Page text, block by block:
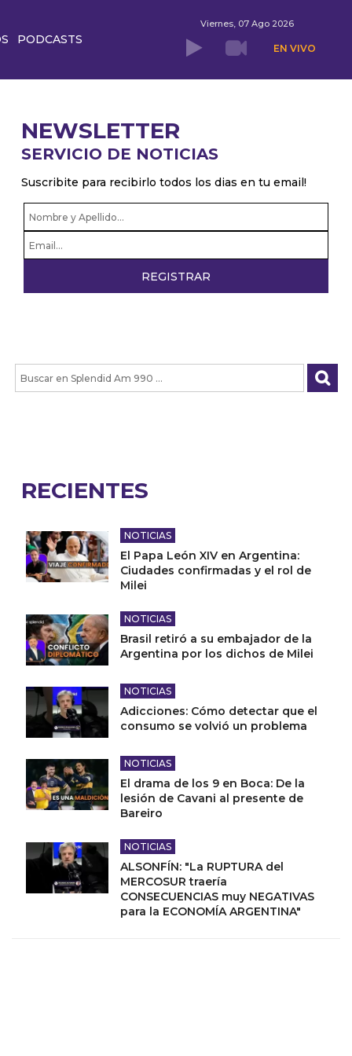
PODCASTS
Viernes, 07 Ago 2026
EN VIVO
NEWSLETTER
SERVICIO DE NOTICIAS
Suscribite para recibirlo todos los dias en tu email!
RECIENTES
NOTICIAS
El Papa León XIV en Argentina:
Ciudades confirmadas y el rol de
Milei
NOTICIAS
Brasil retiró a su embajador de la
Argentina por los dichos de Milei
NOTICIAS
Adicciones: Cómo detectar que el
consumo se volvió un problema
NOTICIAS
El drama de los 9 en Boca: De la
lesión de Cavani al presente de
Bareiro
NOTICIAS
ALSONFÍN: "La RUPTURA del
MERCOSUR traería
CONSECUENCIAS muy NEGATIVAS
para la ECONOMÍA ARGENTINA"